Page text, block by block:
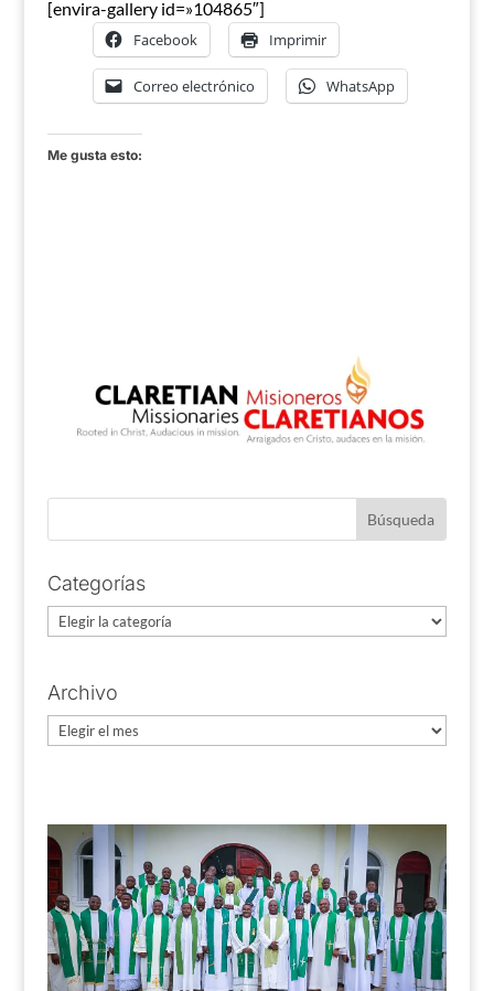
[envira-gallery id=»104865″]
Facebook Imprimir
Correo electrónico WhatsApp
Me gusta esto:
Categorías
Categorías
Archivo
Archivo